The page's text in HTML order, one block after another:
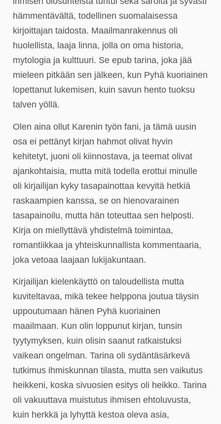
hämmentävältä, todellinen suomalaisessa
kirjoittajan taidosta. Maailmanrakennus oli
huolellista, laaja linna, jolla on oma historia,
mytologia ja kulttuuri. Se epub tarina, joka jää
mieleen pitkään sen jälkeen, kun Pyhä kuoriainen
lopettanut lukemisen, kuin savun hento tuoksu
talven yöllä.
Olen aina ollut Karenin työn fani, ja tämä uusin
osa ei pettänyt kirjan hahmot olivat hyvin
kehitetyt, juoni oli kiinnostava, ja teemat olivat
ajankohtaisia, mutta mitä todella erottui minulle
oli kirjailijan kyky tasapainottaa kevyitä hetkiä
raskaampien kanssa, se on hienovarainen
tasapainoilu, mutta hän toteuttaa sen helposti.
Kirja on miellyttävä yhdistelmä toimintaa,
romantiikkaa ja yhteiskunnallista kommentaaria,
joka vetoaa laajaan lukijakuntaan.
Kirjailijan kielenkäyttö on taloudellista mutta
kuviteltavaa, mikä tekee helppona joutua täysin
uppoutumaan hänen Pyhä kuoriainen
maailmaan. Kun olin loppunut kirjan, tunsin
tyytymyksen, kuin olisin saanut ratkaistuksi
vaikean ongelman. Tarina oli sydäntäsärkevä
tutkimus ihmiskunnan tilasta, mutta sen vaikutus
heikkeni, koska sivuosien esitys oli heikko. Tarina
oli vakuuttava muistutus ihmisen ehtoluvusta,
kuin herkkä ja lyhyttä kestoa oleva asia,